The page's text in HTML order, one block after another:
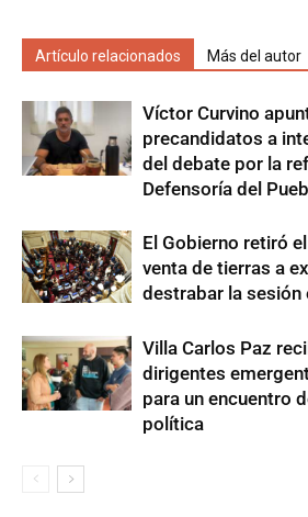
Artículo relacionados Más del autor
Víctor Curvino
precandidatos a
del debate por la
Defensoría del
El Gobierno retiró
venta de tierras a
destrabar la sesión
Villa Carlos Paz
dirigentes
para un encuentro
política